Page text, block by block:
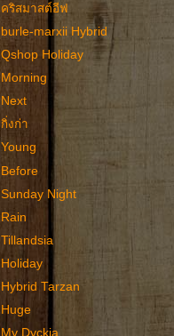
คริสมาสต์อีฟ
burle-marxii Hybrid
Qshop Holiday
Morning
Next
กิ่งก่า
Young
Before
Sunday Night
Rain
Tillandsia
Holiday
Hybrid Tarzan
Huge
My Dyckia